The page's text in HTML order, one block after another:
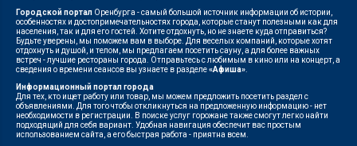
Городской портал Оренбурга - самый большой источник информации об истории,
особенностях и достопримечательностях города, которые станут полезными как для
населения, так и для его гостей. Хотите отдохнуть, но не знаете куда отправиться?
Будьте уверены, мы поможем вам в выборе. Для веселых компаний, которые хотят
отдохнуть и душой, и телом, мы предлагаем посетить сауну, а для более важных
встреч - лучшие рестораны города. Отправьтесь с любимым в кино или на концерт, а
сведения о времени сеансов вы узнаете в разделе«Афиша»
Информационный портал города
Для тех, кто ищет работу или товар, мы можем предложить посетить раздел с
объявлениями. Для того чтобы откликнуться на предложенную информацию - нет
необходимости в регистрации. В поиске услуг горожане также смогут легко найти
подходящий для себя вариант. Удобная навигация обеспечит вас простым
использованием сайта, а его быстрая работа - приятна всем.